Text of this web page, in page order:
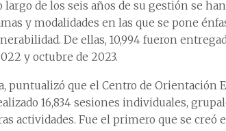
de los seis años de su gestión se
y modalidades en las que se pone
De ellas, 10,994 fueron
y octubre de 2023.
puntualizó que el Centro de Orientación
16,834 sesiones individuales,
actividades. Fue el primero que se creó